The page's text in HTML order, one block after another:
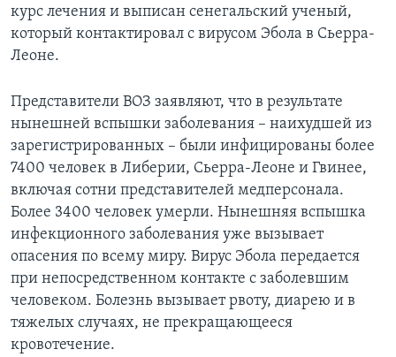
курс лечения и выписан сенегальский ученый,
который контактировал с вирусом Эбола в Сьерра-
Леоне.
Представители ВОЗ заявляют, что в результате
нынешней вспышки заболевания – наихудшей из
зарегистрированных – были инфицированы более
7400 человек в Либерии, Сьерра-Леоне и Гвинее,
включая сотни представителей медперсонала.
Более 3400 человек умерли. Нынешняя вспышка
инфекционного заболевания уже вызывает
опасения по всему миру. Вирус Эбола передается
при непосредственном контакте с заболевшим
человеком. Болезнь вызывает рвоту, диарею и в
тяжелых случаях, не прекращающееся
кровотечение.